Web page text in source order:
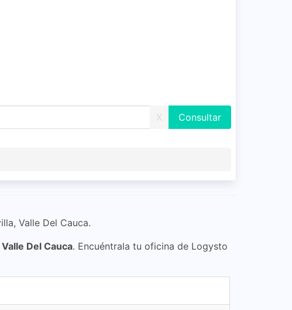
X
Valle Del Cauca.
Del Cauca. Encuéntrala tu oficina de Logysto